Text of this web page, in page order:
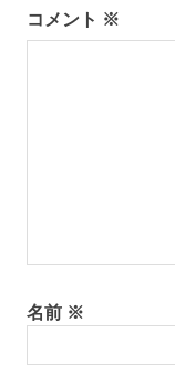
シ
コメント ※
名前 ※